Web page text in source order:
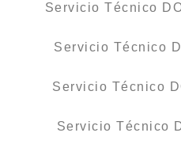
Servicio Técnico
Servicio Técnico
Servicio Técnico
Servicio Técnico